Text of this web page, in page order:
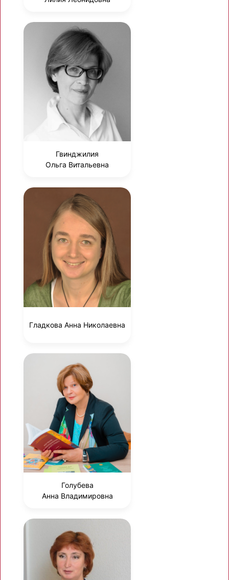
Гвинджилия
Ольга Витальевна
Гладкова Анна Николаевна
Голубева
Анна Владимировна